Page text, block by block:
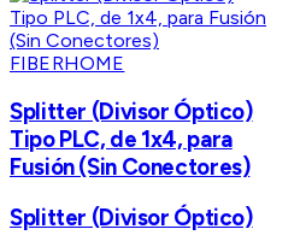
FIBERHOME
Splitter (Divisor Óptico)
Tipo PLC, de 1x4, para
Fusión (Sin Conectores)
Splitter (Divisor Óptico)